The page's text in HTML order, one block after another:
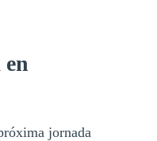
jornada